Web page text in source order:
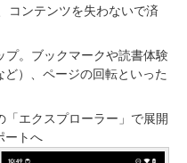
コンテンツを失わないで済
。ブックマークや読書体験
）、ページの回転といった
エクスプローラー」で展開
ートへ